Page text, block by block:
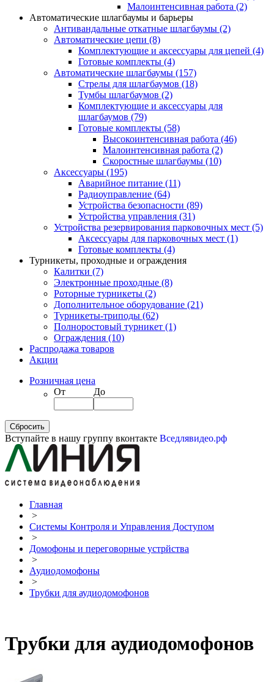
Малоинтенсивная работа (2)
Автоматические шлагбаумы и барьеры
Антивандальные откатные шлагбаумы (2)
Автоматические цепи (8)
Комплектующие и аксессуары для цепей (4)
Готовые комплекты (4)
Автоматические шлагбаумы (157)
Стрелы для шлагбаумов (18)
Тумбы шлагбаумов (2)
Комплектующие и аксессуары для
шлагбаумов (79)
Готовые комплекты (58)
Высокоинтенсивная работа (46)
Малоинтенсивная работа (2)
Скоростные шлагбаумы (10)
Аксессуары (195)
Аварийное питание (11)
Радиоуправление (64)
Устройства безопасности (89)
Устройства управления (31)
Устройства резервирования парковочных мест (5)
Аксессуары для парковочных мест (1)
Готовые комплекты (4)
Турникеты, проходные и ограждения
Калитки (7)
Электронные проходные (8)
Роторные турникеты (2)
Дополнительное оборудование (21)
Турникеты-триподы (62)
Полноростовый турникет (1)
Ограждения (10)
Распродажа товаров
Акции
Розничная цена
От
До
Вступайте в нашу группу вконтакте Вседлявидео.рф
Главная
>
Системы Контроля и Управления Доступом
>
Домофоны и переговорные устрйства
>
Аудиодомофоны
>
Трубки для аудиодомофонов
Трубки для аудиодомофонов